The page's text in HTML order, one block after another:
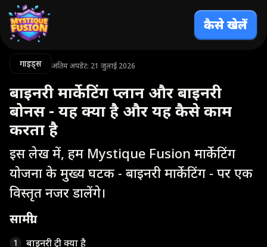
कैसे खेलें
गाइड्स अंतिम अपडेट: 21 जुलाई 2026
बाइनरी मार्केटिंग प्लान और बाइनरी
बोनस - यह क्या है और यह कैसे काम
करता है
इस लेख में, हम Mystique Fusion मार्केटिंग
योजना के मुख्य घटक - बाइनरी मार्केटिंग - पर एक
विस्तृत नजर डालेंगे।
सामग्री
1 बाइनरी ट्री क्या है